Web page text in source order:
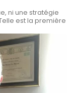
ni une stratégie
est la première